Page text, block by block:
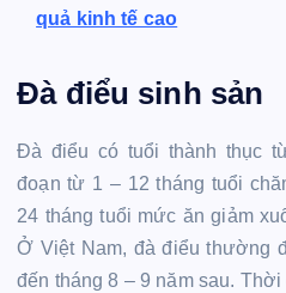
quả kinh tế cao
Đà điểu sinh sản
Đà điểu có tuổi thành thục
đoạn từ 1 – 12 tháng tuổi
24 tháng tuổi mức ăn giảm
Ở Việt Nam, đà điểu thường
đến tháng 8 – 9 năm sau.